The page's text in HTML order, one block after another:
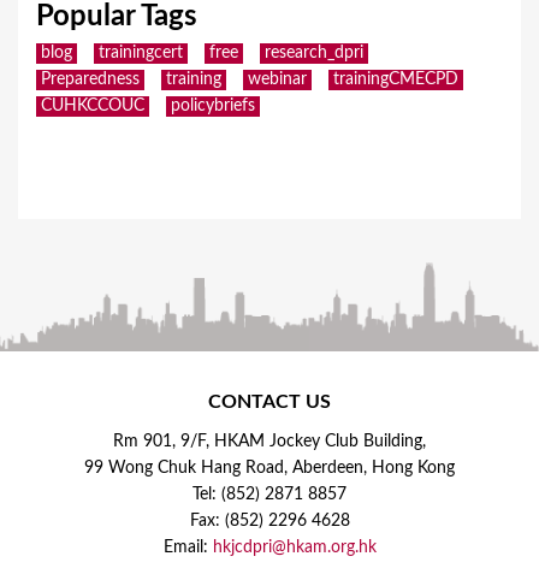
Popular Tags
blog trainingcert free
research_dpri
Preparedness
training webinar
trainingCMECPD
CUHKCCOUC
policybriefs
CONTACT US
Rm 901, 9/F, HKAM Jockey Club Building,
99 Wong Chuk Hang Road, Aberdeen, Hong Kong
Tel: (852) 2871 8857
Fax: (852) 2296 4628
Email: hkjcdpri@hkam.org.hk